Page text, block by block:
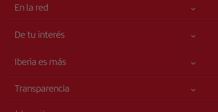
En la red
De tu interés
Tu seguridad es lo primero
Iberia es más
Talento a bordo
Grupo Iberia
Transparencia